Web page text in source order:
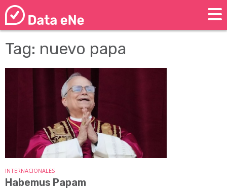
Tag: nuevo papa
INTERNACIONALES
Habemus Papam